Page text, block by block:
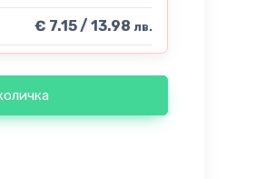
€ 7.15 / 13.98 лв.